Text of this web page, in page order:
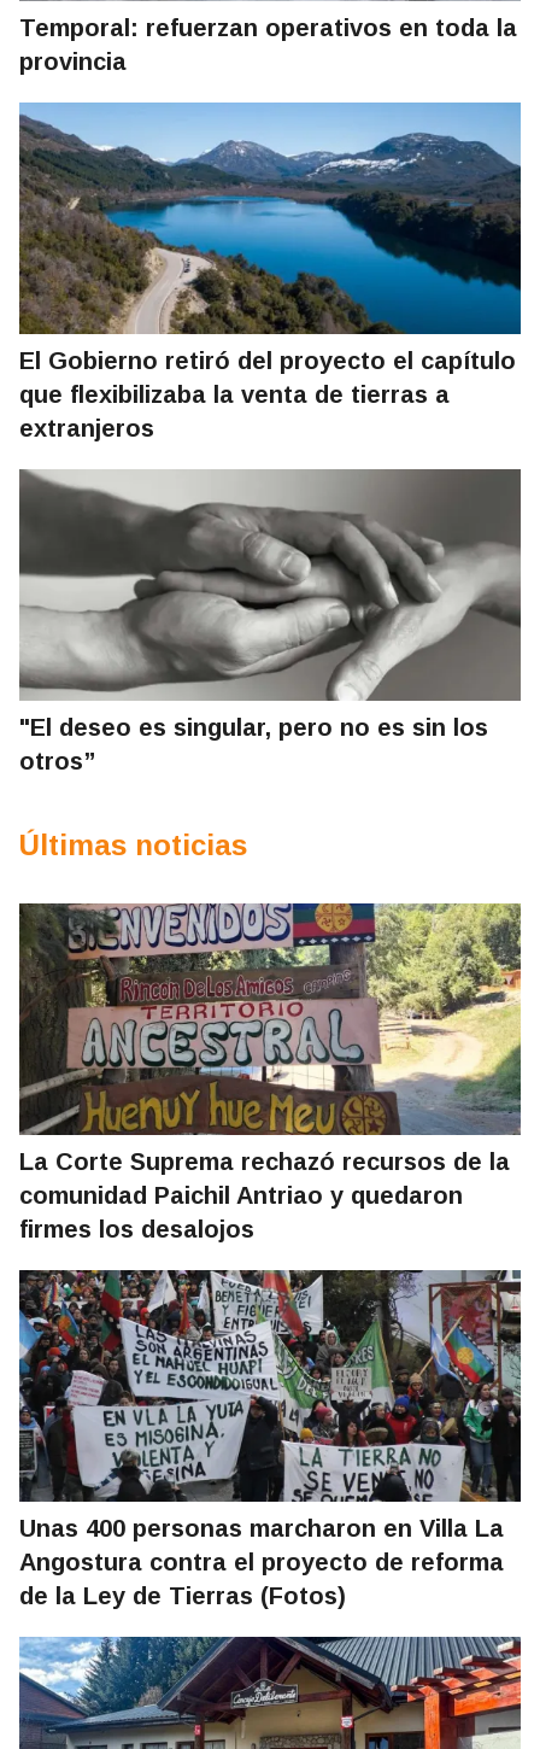
Temporal: refuerzan operativos en toda la
provincia
El Gobierno retiró del proyecto el capítulo
que flexibilizaba la venta de tierras a
extranjeros
"El deseo es singular, pero no es sin los
otros”
Últimas noticias
La Corte Suprema rechazó recursos de la
comunidad Paichil Antriao y quedaron
firmes los desalojos
Unas 400 personas marcharon en Villa La
Angostura contra el proyecto de reforma
de la Ley de Tierras (Fotos)